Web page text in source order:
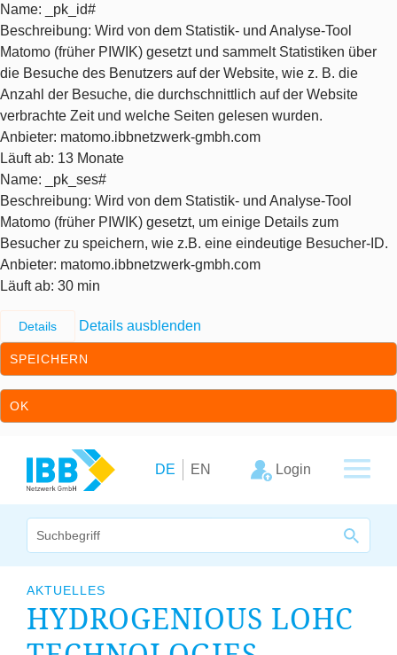
Name: _pk_id#
Beschreibung: Wird von dem Statistik- und Analyse-Tool
Matomo (früher PIWIK) gesetzt und sammelt Statistiken über
die Besuche des Benutzers auf der Website, wie z. B. die
Anzahl der Besuche, die durchschnittlich auf der Website
verbrachte Zeit und welche Seiten gelesen wurden.
Anbieter: matomo.ibbnetzwerk-gmbh.com
Läuft ab: 13 Monate
Name: _pk_ses#
Beschreibung: Wird von dem Statistik- und Analyse-Tool
Matomo (früher PIWIK) gesetzt, um einige Details zum
Besucher zu speichern, wie z.B. eine eindeutige Besucher-ID.
Anbieter: matomo.ibbnetzwerk-gmbh.com
Läuft ab: 30 min
Details Details ausblenden
SPEICHERN
OK
DE EN Login
Unternehmen
AKTUELLES
HYDROGENIOUS LOHC